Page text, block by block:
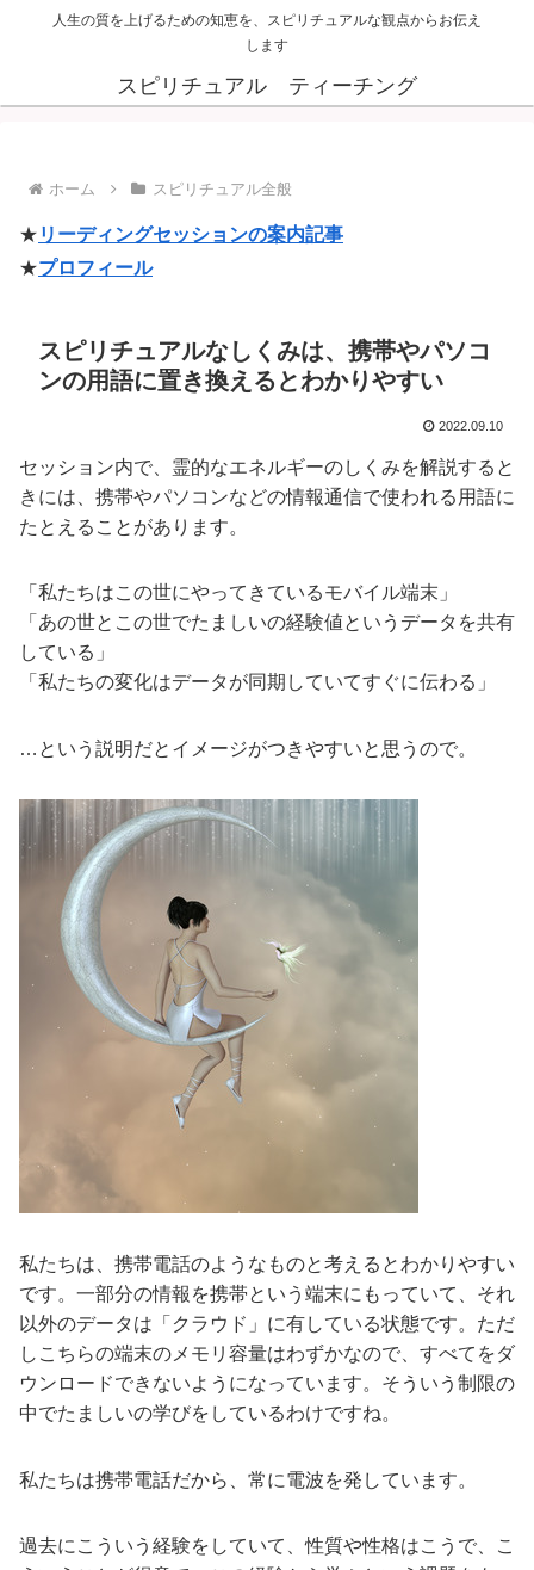
人生の質を上げるための知恵を、スピリチュアルな観点からお伝え
します
スピリチュアル ティーチング
ホーム スピリチュアル全般
★ リーディングセッションの案内記事
★プロフィール
スピリチュアルなしくみは、携帯やパソコ
ンの用語に置き換えるとわかりやすい
2022.09.10
セッション内で、霊的なエネルギーのしくみを解説すると
きには、携帯やパソコンなどの情報通信で使われる用語に
たとえることがあります。
「私たちはこの世にやってきているモバイル端末」
「あの世とこの世でたましいの経験値というデータを共有
している」
「私たちの変化はデータが同期していてすぐに伝わる」
…という説明だとイメージがつきやすいと思うので。
私たちは、携帯電話のようなものと考えるとわかりやすい
です。一部分の情報を携帯という端末にもっていて、それ
以外のデータは「クラウド」に有している状態です。ただ
しこちらの端末のメモリ容量はわずかなので、すべてをダ
ウンロードできないようになっています。そういう制限の
中でたましいの学びをしているわけですね。
私たちは携帯電話だから、常に電波を発しています。
過去にこういう経験をしていて、性質や性格はこうで、こ